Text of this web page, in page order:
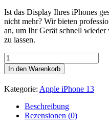
Ist das Display Ihres iPhones
nicht mehr? Wir bieten
an, um Ihr Gerät schnell wieder
zu lassen.
iPhone
13
Displaytausch
inkl.
12
Monate
Garantie
Menge
In den Warenkorb
Kategorie: Apple iPhone 13
Beschreibung
Rezensionen (0)